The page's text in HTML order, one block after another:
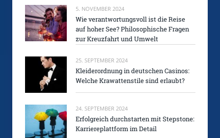
5. NOVEMBER 2024
Wie verantwortungsvoll ist die Reise
auf hoher See? Philosophische Fragen
zur Kreuzfahrt und Umwelt
25. SEPTEMBER 2024
Kleiderordnung in deutschen Casinos:
Welche Krawattenstile sind erlaubt?
24. SEPTEMBER 2024
Erfolgreich durchstarten mit Stepstone:
Karriereplattform im Detail